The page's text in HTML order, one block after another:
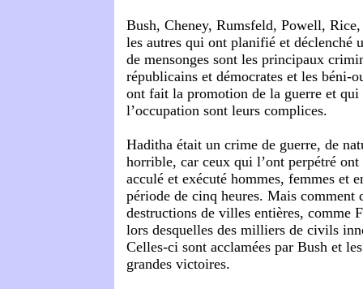
Bush, Cheney, Rumsfeld, Powell,
les autres qui ont planifié et déclenché
de mensonges sont les principaux
républicains et démocrates et les béni-
ont fait la promotion de la guerre et qui
l’occupation sont leurs complices.
Haditha était un crime de guerre, de
horrible, car ceux qui l’ont perpétré ont
acculé et exécuté hommes, femmes et
période de cinq heures. Mais comment
destructions de villes entières, comme
lors desquelles des milliers de civils
Celles-ci sont acclamées par Bush et
grandes victoires.